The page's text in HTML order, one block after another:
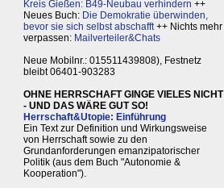
Kreis Gießen: B49-Neubau verhindern ++
Neues Buch: Die Demokratie überwinden,
bevor sie sich selbst abschafft++ Nichts mehr
verpassen: Mailverteiler&Chats
Neue Mobilnr.: 015511439808), Festnetz
bleibt 06401-903283
OHNE HERRSCHAFT GINGE VIELES NICHT
- UND DAS WÄRE GUT SO!
Herrschaft&Utopie: Einführung
Ein Text zur Definition und Wirkungsweise
von Herrschaft sowie zu den
Grundanforderungen emanzipatorischer
Politik (aus dem Buch "Autonomie &
Kooperation").